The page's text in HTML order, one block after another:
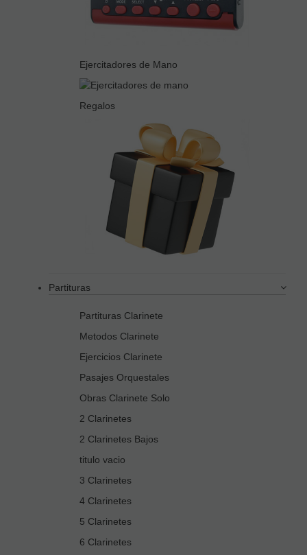
Ejercitadores de Mano
Regalos
Partituras
Partituras Clarinete
Metodos Clarinete
Ejercicios Clarinete
Pasajes Orquestales
Obras Clarinete Solo
2 Clarinetes
2 Clarinetes Bajos
titulo vacio
3 Clarinetes
4 Clarinetes
5 Clarinetes
6 Clarinetes